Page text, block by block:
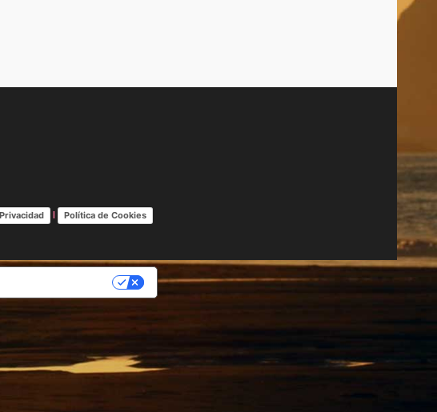
| Política de Cookies